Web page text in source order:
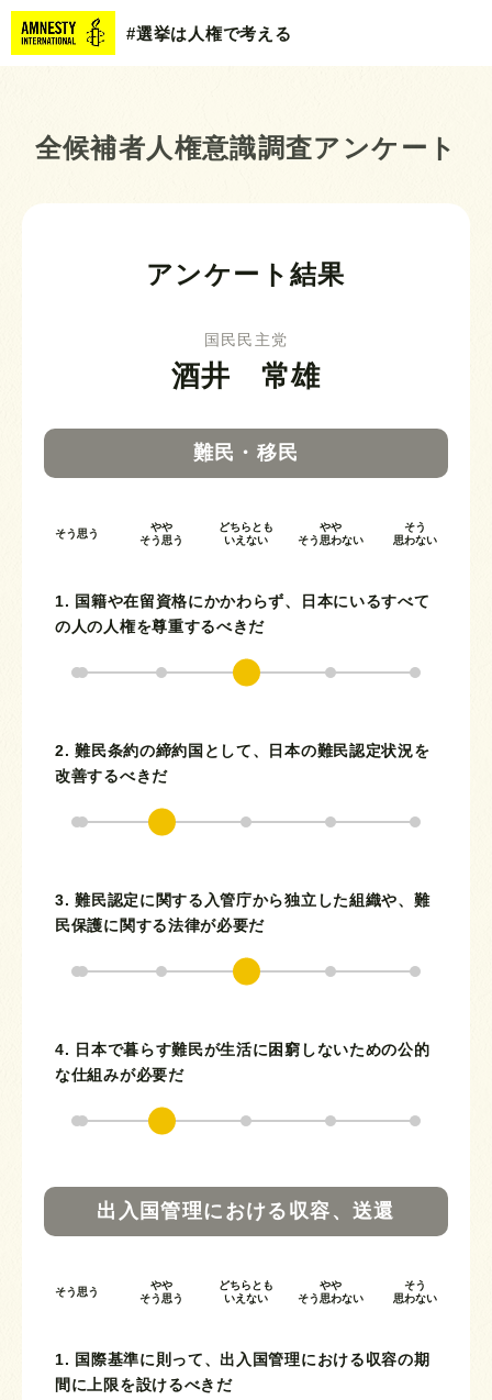
#選挙は人権で考える
全候補者人権意識調査アンケート
アンケート結果
国民民主党
酒井 常雄
難民・移民
そう思う
やや
そう思う
どちらとも
いえない
やや
そう思わない
そう
思わない
1. 国籍や在留資格にかかわらず、日本にいるすべて
の人の人権を尊重するべきだ
2. 難民条約の締約国として、日本の難民認定状況を
改善するべきだ
3. 難民認定に関する入管庁から独立した組織や、難
民保護に関する法律が必要だ
4. 日本で暮らす難民が生活に困窮しないための公的
な仕組みが必要だ
出入国管理における収容、送還
そう思う
やや
そう思う
どちらとも
いえない
やや
そう思わない
そう
思わない
1. 国際基準に則って、出入国管理における収容の期
間に上限を設けるべきだ